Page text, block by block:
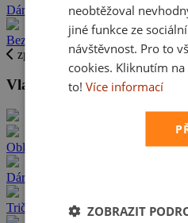
Dárkové poukazy
Bez potisku
zpět
Vlastní potisky do 24 hod.
Oblečení s vlastním potiskem
Dárky s vlastním potiskem
Trička s vlastním potiskem
neobtěžoval
jiné funkce ze
návštěvnost. Pro to
cookies. Kliknutím
to! Více informací
ZOBRAZIT